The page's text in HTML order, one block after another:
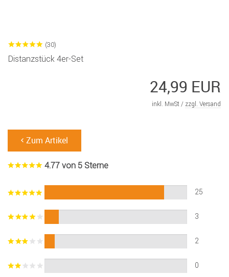
(30)
Distanzstück 4er-Set
24,99 EUR
inkl. MwSt / zzgl. Versand
Zum Artikel
4.77 von 5 Sterne
25
3
2
0